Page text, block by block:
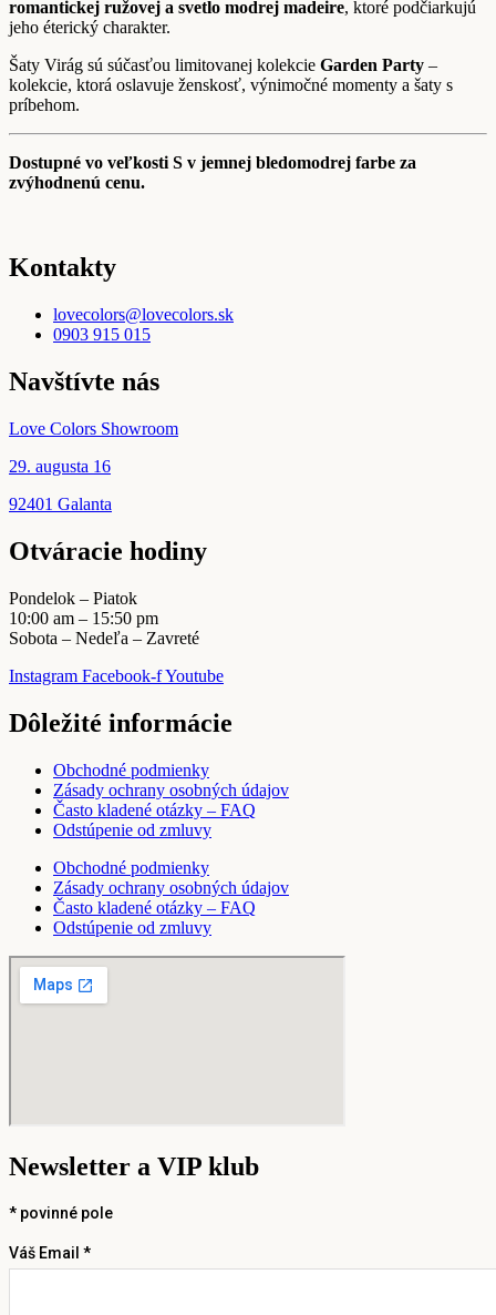
romantickej ružovej a svetlo modrej madeire, ktoré podčiarkujú
jeho éterický charakter.
Šaty Virág sú súčasťou limitovanej kolekcie Garden Party –
kolekcie, ktorá oslavuje ženskosť, výnimočné momenty a šaty s
príbehom.
Dostupné vo veľkosti S v jemnej bledomodrej farbe za
zvýhodnenú cenu.
Kontakty
lovecolors@lovecolors.sk
0903 915 015
Navštívte nás
Love Colors Showroom
29. augusta 16
92401 Galanta
Otváracie hodiny
Pondelok – Piatok
10:00 am – 15:50 pm
Sobota – Nedeľa – Zavreté
Instagram Facebook-fYoutube
Dôležité informácie
Obchodné podmienky
Zásady ochrany osobných údajov
Často kladené otázky – FAQ
Odstúpenie od zmluvy
Obchodné podmienky
Zásady ochrany osobných údajov
Často kladené otázky – FAQ
Odstúpenie od zmluvy
Newsletter a VIP klub
* povinné pole
Váš Email *